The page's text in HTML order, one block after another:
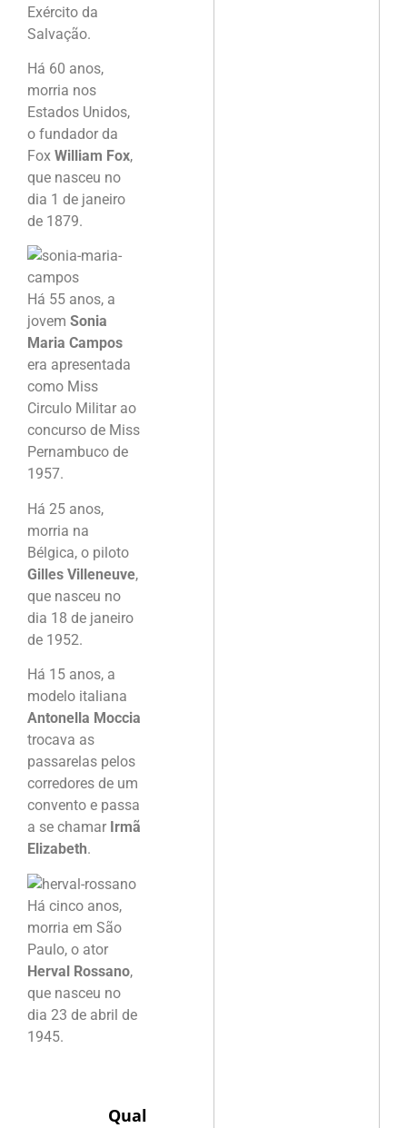
Exército da
Salvação.
Há 60 anos,
morria nos
Estados Unidos,
o fundador da
Fox William Fox,
que nasceu no
dia 1 de janeiro
de 1879.
Há 55 anos, a
jovem Sonia
Maria Campos
era apresentada
como Miss
Circulo Militar ao
concurso de Miss
Pernambuco de
1957.
Há 25 anos,
morria na
Bélgica, o piloto
Gilles Villeneuve,
que nasceu no
dia 18 de janeiro
de 1952.
Há 15 anos, a
modelo italiana
Antonella Moccia
trocava as
passarelas pelos
corredores de um
convento e passa
a se chamar Irmã
Elizabeth.
Há cinco anos,
morria em São
Paulo, o ator
Herval Rossano,
que nasceu no
dia 23 de abril de
1945.
Qual